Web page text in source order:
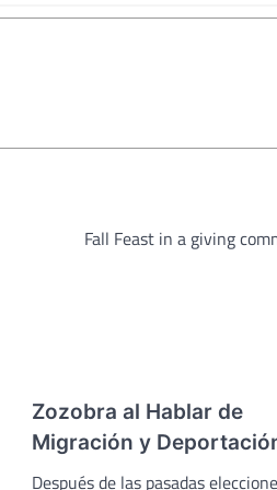
Fall Feast in a giving
Zozobra al Hablar de
Migración y
Después de las pasadas